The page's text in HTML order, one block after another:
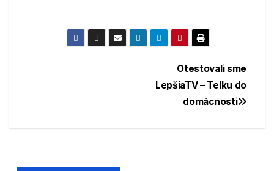
Otestovali sme
LepšiaTV – Telku do
domácnosti